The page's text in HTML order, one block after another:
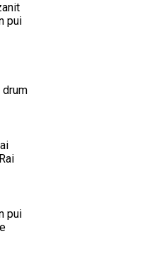
pui
pui